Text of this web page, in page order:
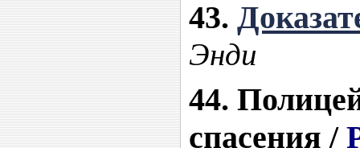
43.
Энди
44.
спасения /